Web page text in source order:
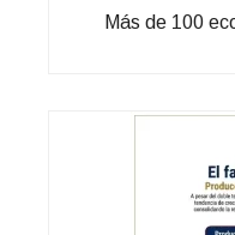
Más de 100